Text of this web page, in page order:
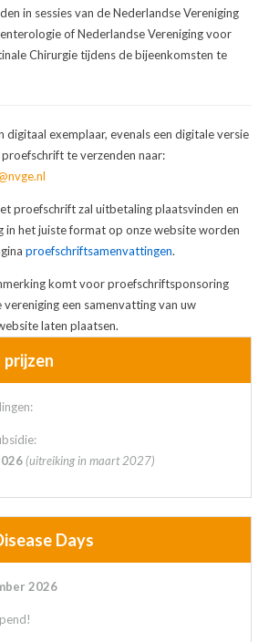
in sessies van de Nederlandse Vereniging
of Nederlandse Vereniging voor
Chirurgie tijdens de bijeenkomsten te
digitaal exemplaar, evenals een digitale versie
te verzenden naar:
proefschrift zal uitbetaling plaatsvinden en
in het juiste format op onze website worden
proefschriftsamenvattingen.
komt voor proefschriftsponsoring
vereniging een samenvatting van uw
laten plaatsen.
prijzen
(uitreiking in maart 2027)
Days
2026